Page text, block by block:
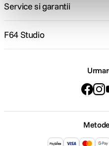
Service si garantii
F64 Studio